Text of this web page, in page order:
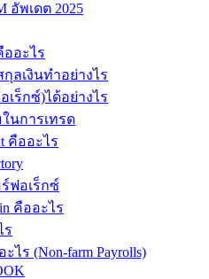
อัพเดต 2025
ออะไร
ลเงินทำอย่างไร
เร็กซ์)ได้อย่างไร
นการเทรด
คืออะไร
ฟอเร็กซ์
คืออะไร
ร
ร (Non-farm Payrolls)